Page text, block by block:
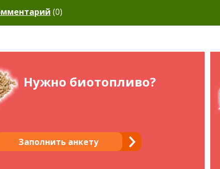
(0)
Нужно биотопливо?
Заполнить анкету